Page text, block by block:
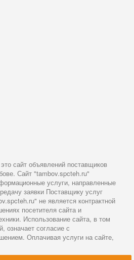
сайт объявлений поставщиков
Сайт "tambov.spcteh.ru"
услуги, направленные
заявки Поставщику услуг
не является контрактной
посетителя сайта и
Использование сайта, в том
означает согласие с
Оплачивая услуги на сайте,